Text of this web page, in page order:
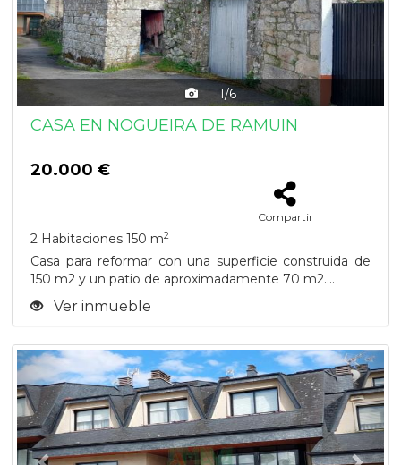
1/6
CASA EN NOGUEIRA DE RAMUIN
20.000 €
Compartir
2 Habitaciones 150 m2
Casa para reformar con una superficie construida de
150 m2 y un patio de aproximadamente 70 m2....
Ver inmueble
Previous Next